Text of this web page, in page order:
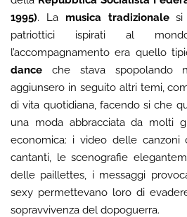
1995). La musica tradizionalesi
patriottici ispirati al
l’accompagnamento era quello
dance che stava spopolando
aggiunsero in seguito altri temi,
di vita quotidiana, facendo si che
una moda abbracciata da molti
economica: i video delle
cantanti, le scenografie
delle paillettes, i messaggi
sexy permettevano loro di
sopravvivenza del dopoguerra.